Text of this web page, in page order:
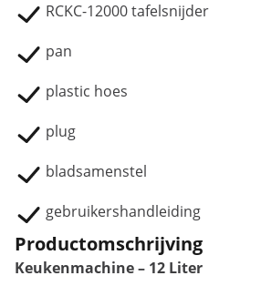
RCKC-12000 tafelsnijder
pan
plastic hoes
plug
bladsamenstel
gebruikershandleiding
Productomschrijving
Keukenmachine – 12 Liter